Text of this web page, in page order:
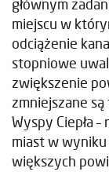
głównym
miejscu w
odciążenie
stopniowe
zwiększenie
zmniejszane
Wyspy Ciepła
miast w
większych